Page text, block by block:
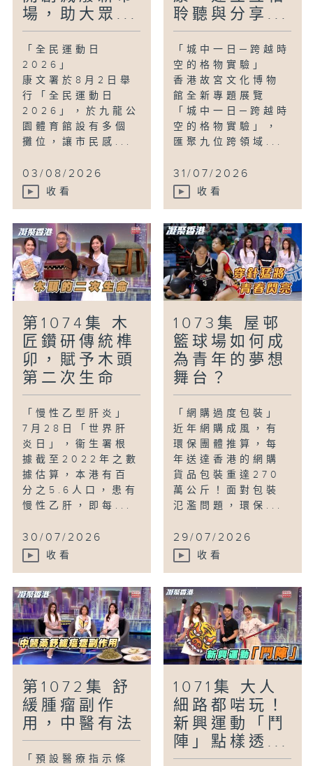
場，助大眾...
「全民運動日
2026」
康文署於8月2日舉
行「全民運動日
2026」，於九龍公
園體育館設有多個
攤位，讓市民感...
03/08/2026
收看
聆聽與分享...
「城中一日─跨越時
空的格物實驗」
香港故宮文化博物
館全新專題展覽
「城中一日─跨越時
空的格物實驗」，
匯聚九位跨領域...
31/07/2026
收看
第1074集 木
匠鑽研傳統榫
卯，賦予木頭
第二次生命
「慢性乙型肝炎」
7月28日「世界肝
炎日」，衞生署根
據截至2022年之數
據估算，本港有百
分之5.6人口，患有
慢性乙肝，即每...
30/07/2026
收看
1073集 屋邨
籃球場如何成
為青年的夢想
舞台？
「網購過度包裝」
近年網購成風，有
環保團體推算，每
年送達香港的網購
貨品包裝重達270
萬公斤！面對包裝
氾濫問題，環保...
29/07/2026
收看
第1072集 舒
緩腫瘤副作
用，中醫有法
「預設醫療指示條
1071集 大人
細路都啱玩！
新興運動「鬥
陣」點樣透...